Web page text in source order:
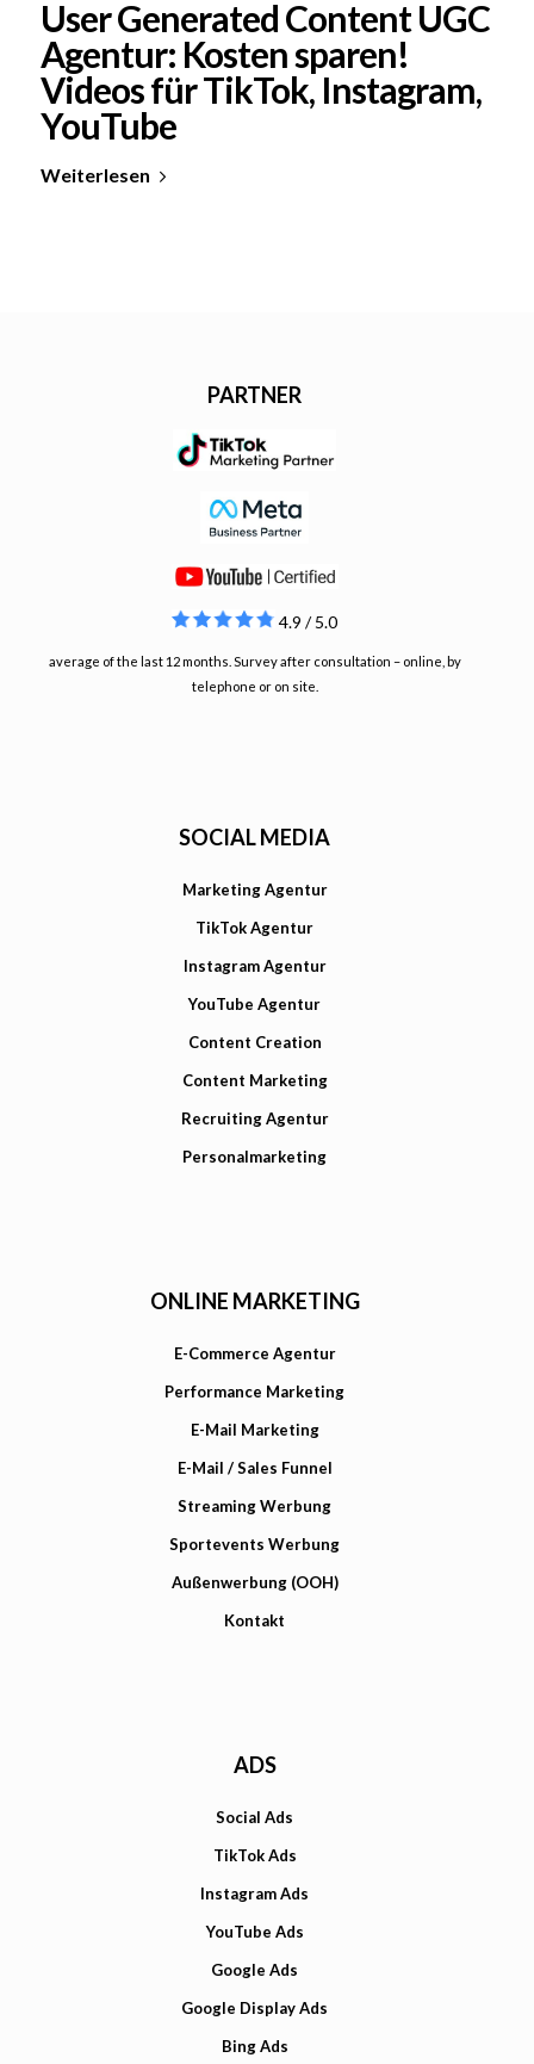
User Generated Content UGC
Agentur: Kosten sparen!
Videos für TikTok, Instagram,
YouTube
Weiterlesen
PARTNER
4.9 / 5.0
average of the last 12 months. Survey after consultation – online, by
telephone or on site.
SOCIAL MEDIA
Marketing Agentur
TikTok Agentur
Instagram Agentur
YouTube Agentur
Content Creation
Content Marketing
Recruiting Agentur
Personalmarketing
ONLINE MARKETING
E-Commerce Agentur
Performance Marketing
E-Mail Marketing
E-Mail / Sales Funnel
Streaming Werbung
Sportevents Werbung
Außenwerbung (OOH)
Kontakt
ADS
Social Ads
TikTok Ads
Instagram Ads
YouTube Ads
Google Ads
Google Display Ads
Bing Ads